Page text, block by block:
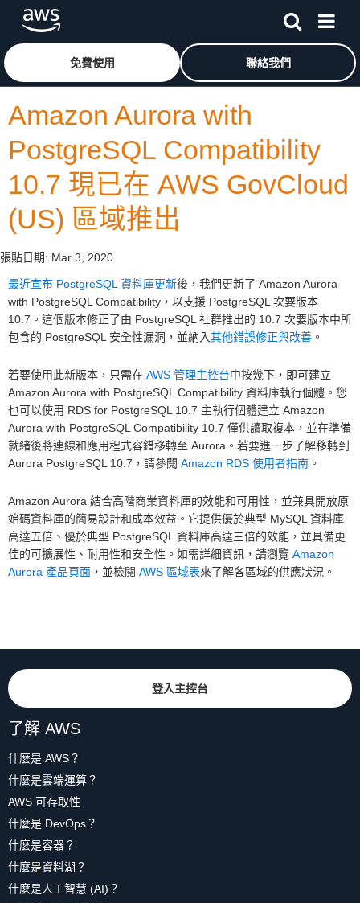
跳至主要內容按一下這裡可返回 Amazon Web Services 首頁
免費使用 聯絡我們
Amazon Aurora with
PostgreSQL Compatibility
10.7 現已在 AWS GovCloud
(US) 區域推出
張貼日期: Mar 3, 2020
最近宣布 PostgreSQL 資料庫更新後，我們更新了 Amazon Aurora
with PostgreSQL Compatibility，以支援 PostgreSQL 次要版本
10.7。這個版本修正了由 PostgreSQL 社群推出的 10.7 次要版本中所
包含的 PostgreSQL 安全性漏洞，並納入其他錯誤修正與改善 。
若要使用此新版本，只需在 AWS 管理主控台中按幾下，即可建立
Amazon Aurora with PostgreSQL Compatibility 資料庫執行個體。您
也可以使用 RDS for PostgreSQL 10.7 主執行個體建立 Amazon
Aurora with PostgreSQL Compatibility 10.7 僅供讀取複本，並在準備
就緒後將連線和應用程式容錯移轉至 Aurora。若要進一步了解移轉到
Aurora PostgreSQL 10.7，請參閱 Amazon RDS 使用者指南 。
Amazon Aurora 結合高階商業資料庫的效能和可用性，並兼具開放原
始碼資料庫的簡易設計和成本效益。它提供優於典型 MySQL 資料庫
高達五倍、優於典型 PostgreSQL 資料庫高達三倍的效能，並具備更
佳的可擴展性、耐用性和安全性。如需詳細資訊，請瀏覽 Amazon
Aurora 產品頁面 ，並檢閱 AWS 區域表來了解各區域的供應狀況。
登入主控台
了解 AWS
什麼是 AWS？
什麼是雲端運算？
AWS 可存取性
什麼是 DevOps？
什麼是容器？
什麼是資料湖？
什麼是人工智慧 (AI)？